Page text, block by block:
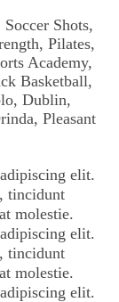
elit.
tincidunt
molestie.
elit.
tincidunt
molestie.
elit.